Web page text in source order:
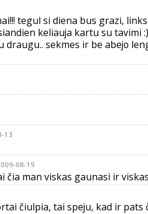
tegul si diena bus grazi,
keliauja kartu su tavimi
draugu.. sekmes ir be abejo
13
08-19
čia man viskas gaunasi ir
čiulpia, tai speju, kad ir pats